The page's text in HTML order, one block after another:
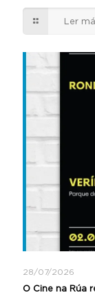
Ler
28/07/2026
O Cine na Rúa